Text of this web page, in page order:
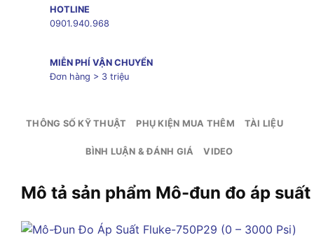
HOTLINE
0901.940.968
MIỄN PHÍ VẬN CHUYỂN
Đơn hàng > 3 triệu
THÔNG SỐ KỸ THUẬT PHỤ KIỆN MUA THÊM TÀI LIỆU
BÌNH LUẬN & ĐÁNH GIÁ VIDEO
Mô tả sản phẩm Mô-đun đo áp